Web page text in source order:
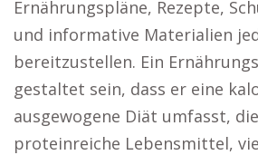
Ernährungspläne, Rezepte,
und informative Materialien
bereitzustellen. Ein
gestaltet sein, dass er eine
ausgewogene Diät umfasst,
proteinreiche Lebensmittel,